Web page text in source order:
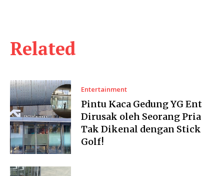
Related
Entertainment
Pintu Kaca Gedung YG Ent
Dirusak oleh Seorang Pria
Tak Dikenal dengan Stick
Golf!